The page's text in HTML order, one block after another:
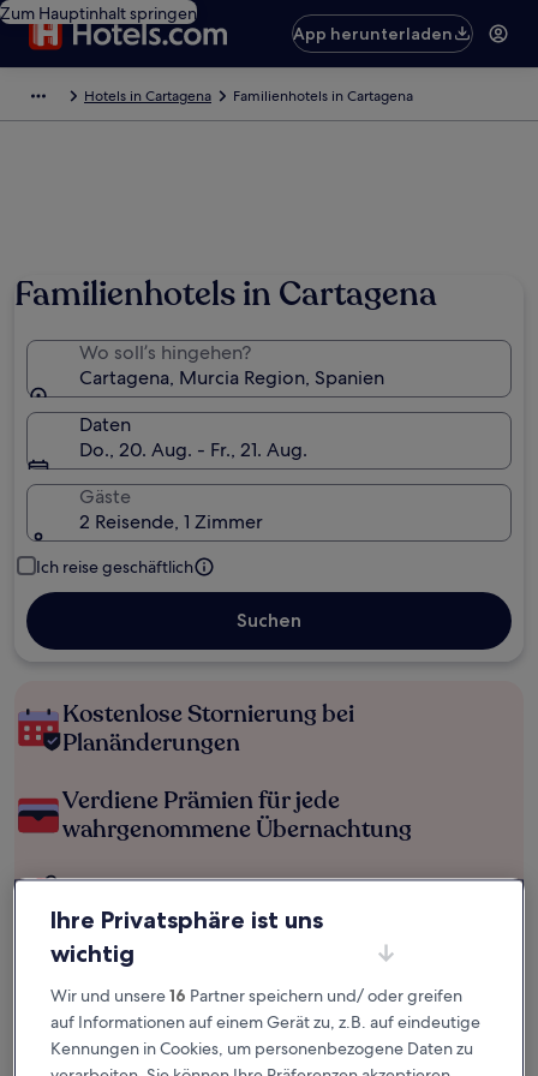
Zum Hauptinhalt springen
App herunterladen
Hotels in Cartagena Familienhotels in Cartagena
Familienhotels in Cartagena
Wo soll’s hingehen?
Cartagena, Murcia Region, Spanien
Daten
Do., 20. Aug. - Fr., 21. Aug.
Gäste
2 Reisende, 1 Zimmer
Ich reise geschäftlich
Suchen
Kostenlose Stornierung bei
Planänderungen
Verdiene Prämien für jede
wahrgenommene Übernachtung
Überprüfe die Preise für diese Daten
Heute
6. Aug. - 7. Aug.
Morgen
7. Aug. - 8. Aug.
Ihre Privatsphäre ist uns
wichtig
Wir und unsere16 Partner speichern und/ oder greifen
auf Informationen auf einem Gerät zu, z.B. auf eindeutige
Kennungen in Cookies, um personenbezogene Daten zu